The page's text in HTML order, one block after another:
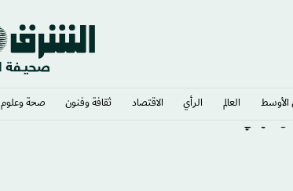
الأوسط​ العالم الرأي الاقتصاد ثقافة وفنون صحة وعلوم